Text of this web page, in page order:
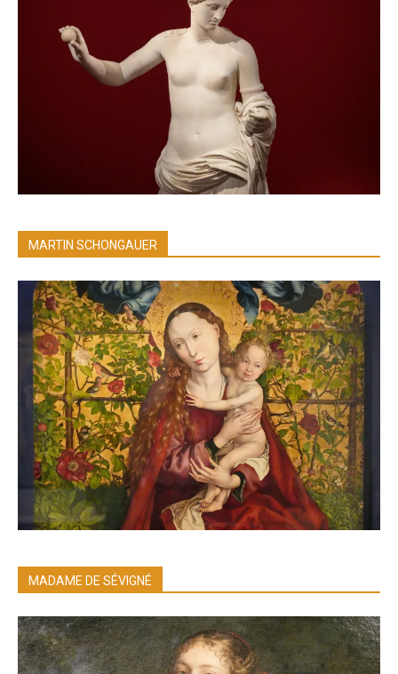
MARTIN SCHONGAUER
MADAME DE SÉVIGNÉ